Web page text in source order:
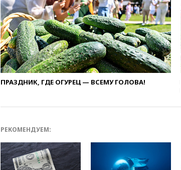
ПРАЗДНИК, ГДЕ ОГУРЕЦ — ВСЕМУ ГОЛОВА!
РЕКОМЕНДУЕМ: